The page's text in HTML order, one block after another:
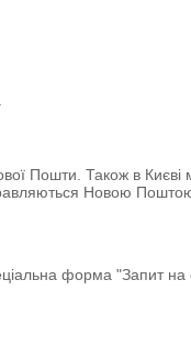
Пошти. Також в Києві
Новою
форма "Запит на